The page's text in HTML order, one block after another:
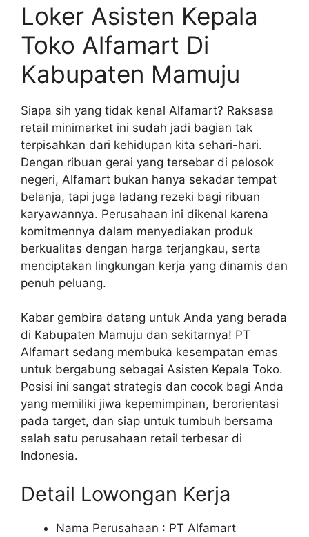
Loker Asisten Kepala
Toko Alfamart Di
Kabupaten Mamuju
Siapa sih yang tidak kenal Alfamart? Raksasa
retail minimarket ini sudah jadi bagian tak
terpisahkan dari kehidupan kita sehari-hari.
Dengan ribuan gerai yang tersebar di pelosok
negeri, Alfamart bukan hanya sekadar tempat
belanja, tapi juga ladang rezeki bagi ribuan
karyawannya. Perusahaan ini dikenal karena
komitmennya dalam menyediakan produk
berkualitas dengan harga terjangkau, serta
menciptakan lingkungan kerja yang dinamis dan
penuh peluang.
Kabar gembira datang untuk Anda yang berada
di Kabupaten Mamuju dan sekitarnya! PT
Alfamart sedang membuka kesempatan emas
untuk bergabung sebagai Asisten Kepala Toko.
Posisi ini sangat strategis dan cocok bagi Anda
yang memiliki jiwa kepemimpinan, berorientasi
pada target, dan siap untuk tumbuh bersama
salah satu perusahaan retail terbesar di
Indonesia.
Detail Lowongan Kerja
Nama Perusahaan : PT Alfamart